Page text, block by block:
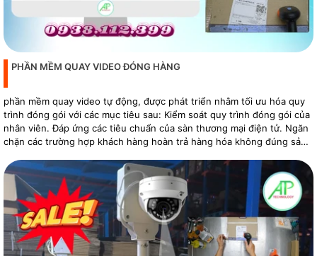
PHẦN MỀM QUAY VIDEO ĐÓNG HÀNG
phần mềm quay video tự động, được phát triển nhằm tối ưu hóa quy
trình đóng gói với các mục tiêu sau: Kiểm soát quy trình đóng gói của
nhân viên. Đáp ứng các tiêu chuẩn của sàn thương mại điện tử. Ngăn
chặn các trường hợp khách hàng hoàn trả hàng hóa không đúng sản